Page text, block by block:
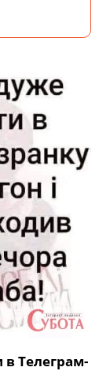
Телеграм-